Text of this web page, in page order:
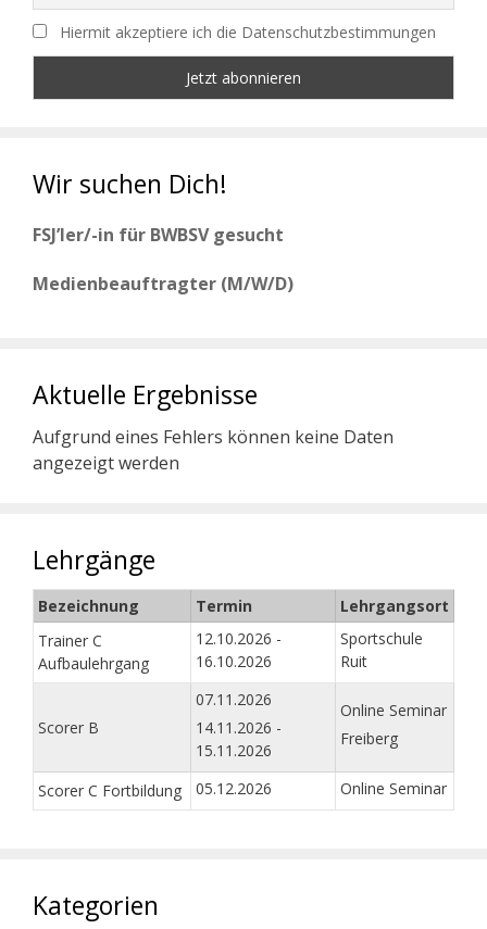
Hiermit akzeptiere ich die Datenschutzbestimmungen
Wir suchen Dich!
FSJ’ler/-in für BWBSV gesucht
Medienbeauftragter (M/W/D)
Aktuelle Ergebnisse
Aufgrund eines Fehlers können keine Daten
angezeigt werden
Lehrgänge
Bezeichnung Termin
Lehrgangsort
Trainer C
Aufbaulehrgang
12.10.2026 -
16.10.2026
Sportschule
Ruit
Scorer B
07.11.2026
14.11.2026 -
15.11.2026
Online Seminar
Freiberg
Scorer C Fortbildung 05.12.2026 Online Seminar
Kategorien